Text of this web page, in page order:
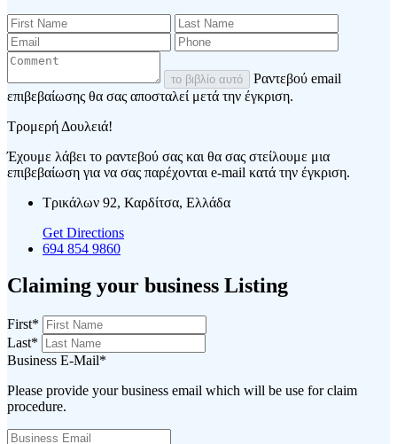
το βιβλίο αυτό
Ραντεβού email
επιβεβαίωσης θα σας αποσταλεί μετά την έγκριση.
Τρομερή Δουλειά!
Έχουμε λάβει το ραντεβού σας και θα σας στείλουμε μια
επιβεβαίωση για να σας παρέχονται e-mail κατά την έγκριση.
Τρικάλων 92, Καρδίτσα, Ελλάδα
Get Directions
694 854 9860
Claiming your business Listing
First*
Last*
Business E-Mail*
Please provide your business email which will be use for claim
procedure.